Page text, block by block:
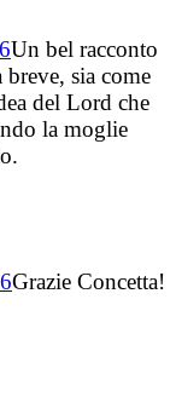
Un bel racconto
sia come
del Lord che
la moglie
Grazie Concetta!